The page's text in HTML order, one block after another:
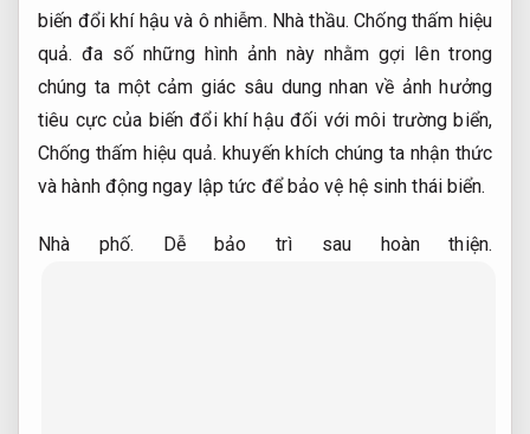
biến đổi khí hậu và ô nhiễm. Nhà thầu. Chống thấm hiệu
quả. đa số những hình ảnh này nhằm gợi lên trong
chúng ta một cảm giác sâu dung nhan về ảnh hưởng
tiêu cực của biến đổi khí hậu đối với môi trường biển,
Chống thấm hiệu quả. khuyến khích chúng ta nhận thức
và hành động ngay lập tức để bảo vệ hệ sinh thái biển.
Nhà phố. Dễ bảo trì sau hoàn thiện.